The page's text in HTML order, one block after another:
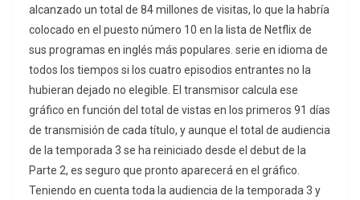
alcanzado un total de 84 millones de visitas, lo que la habría
colocado en el puesto número 10 en la lista de Netflix de
sus programas en inglés más populares. serie en idioma de
todos los tiempos si los cuatro episodios entrantes no la
hubieran dejado no elegible. El transmisor calcula ese
gráfico en función del total de vistas en los primeros 91 días
de transmisión de cada título, y aunque el total de audiencia
de la temporada 3 se ha reiniciado desde el debut de la
Parte 2, es seguro que pronto aparecerá en el gráfico.
Teniendo en cuenta toda la audiencia de la temporada 3 y